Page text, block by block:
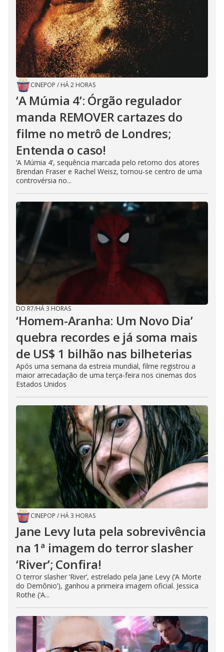
CINEPOP / HÁ 2 HORAS
‘A Múmia 4’: Órgão regulador
manda REMOVER cartazes do
filme no metrô de Londres;
Entenda o caso!
‘A Múmia 4’, sequência marcada pelo retorno dos atores
Brendan Fraser e Rachel Weisz, tornou-se centro de uma
controvérsia no...
DO R7/HÁ 3 HORAS
‘Homem-Aranha: Um Novo Dia’
quebra recordes e já soma mais
de US$ 1 bilhão nas bilheterias
Após uma semana da estreia mundial, filme registrou a
maior arrecadação de uma terça-feira nos cinemas dos
Estados Unidos
CINEPOP / HÁ 3 HORAS
Jane Levy luta pela sobrevivência
na 1ª imagem do terror slasher
‘River’; Confira!
O terror slasher ‘River‘, estrelado pela Jane Levy (‘A Morte
do Demônio’), ganhou a primeira imagem oficial. Jessica
Rothe (‘A...